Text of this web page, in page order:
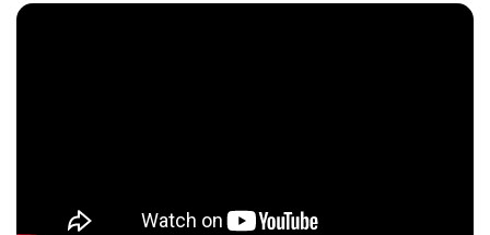
되고 싶은 소정과 끝내 어떤 관계에도 묶이기를 거부하는 Y. 사랑은 죄가